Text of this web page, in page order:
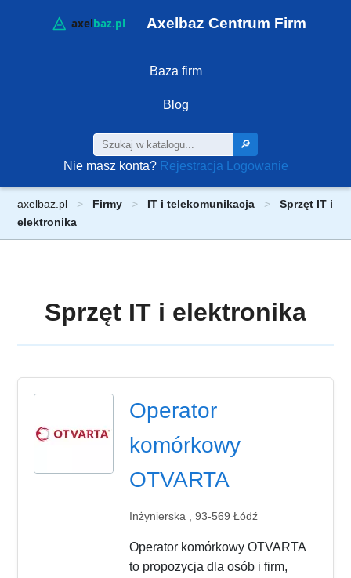
Axelbaz Centrum Firm
Baza firm
Blog
🔎
Nie masz konta? Rejestracja Logowanie
axelbaz.pl Firmy IT i telekomunikacja
Sprzęt IT i
elektronika
Sprzęt IT i elektronika
Operator
komórkowy
OTVARTA
Inżynierska , 93-569 Łódź
Operator komórkowy OTVARTA
to propozycja dla osób i firm,